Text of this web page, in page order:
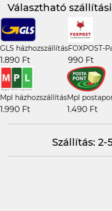
Választható
GLS házhozszállítás
1.890 Ft
FOXPOST-
990 Ft
Mpl házhozszállítás
1.990 Ft
Mpl
1.490 Ft
Szállítás: